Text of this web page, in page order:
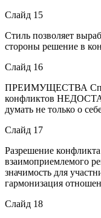
Слайд 15
Стиль позволяет
стороны решение в
Слайд 16
ПРЕИМУЩЕСТВА
конфликтов
думать не только о
Слайд 17
Разрешение
взаимоприемлемого
значимость для
гармонизация
Слайд 18